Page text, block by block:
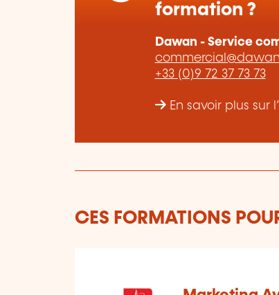
formation ?
Dawan - Service
+33 (0)9 72 37 73 73
En savoir plus sur
CES FORMATIONS